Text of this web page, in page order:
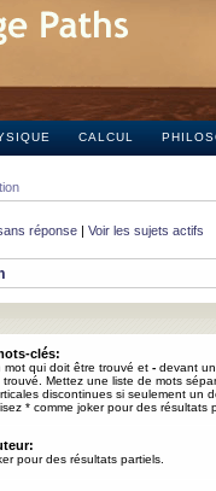
CALCUL
réponse | Voir les sujets actifs
clés:
mot qui doit être trouvé et - devant
Mettez une liste de mots
discontinues si seulement un
* comme joker pour des résultats
pour des résultats partiels.